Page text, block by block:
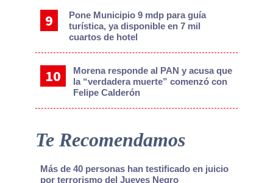
Pone Municipio 9 mdp para guía
turística, ya disponible en 7 mil
cuartos de hotel
Morena responde al PAN y acusa que
la “verdadera muerte” comenzó con
Felipe Calderón
Te Recomendamos
Más de 40 personas han testificado en juicio
por terrorismo del Jueves Negro